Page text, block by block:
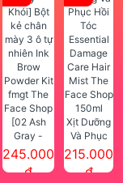
[02 Ash
Gray -
Khói] Bột
kẻ chân
245.000
đ
Xịt Dưỡng
Và Phục
Hồi Tóc
Essential
215.000
đ